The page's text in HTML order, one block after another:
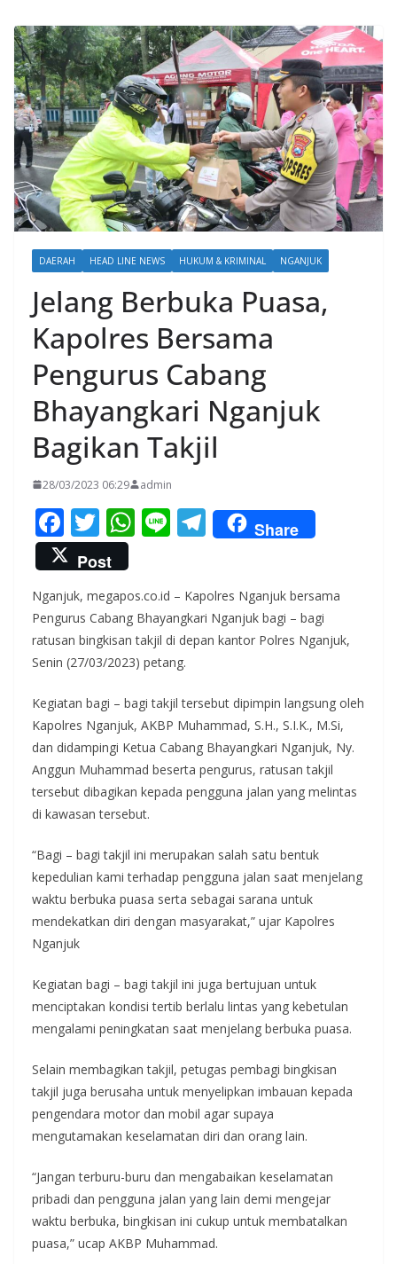
DAERAH HEAD LINE NEWS HUKUM & KRIMINAL NGANJUK
Jelang Berbuka Puasa,
Kapolres Bersama
Pengurus Cabang
Bhayangkari Nganjuk
Bagikan Takjil
28/03/2023 06:29 admin
F
ac
e
b
o
o
k
T
w
itt
er
W
s
A
p
p
Li T
el
gr
a
Share
Post
Nganjuk, megapos.co.id – Kapolres Nganjuk bersama
Pengurus Cabang Bhayangkari Nganjuk bagi – bagi
ratusan bingkisan takjil di depan kantor Polres Nganjuk,
Senin (27/03/2023) petang.
Kegiatan bagi – bagi takjil tersebut dipimpin langsung oleh
Kapolres Nganjuk, AKBP Muhammad, S.H., S.I.K., M.Si,
dan didampingi Ketua Cabang Bhayangkari Nganjuk, Ny.
Anggun Muhammad beserta pengurus, ratusan takjil
tersebut dibagikan kepada pengguna jalan yang melintas
di kawasan tersebut.
“Bagi – bagi takjil ini merupakan salah satu bentuk
kepedulian kami terhadap pengguna jalan saat menjelang
waktu berbuka puasa serta sebagai sarana untuk
mendekatkan diri dengan masyarakat,” ujar Kapolres
Nganjuk
Kegiatan bagi – bagi takjil ini juga bertujuan untuk
menciptakan kondisi tertib berlalu lintas yang kebetulan
mengalami peningkatan saat menjelang berbuka puasa.
Selain membagikan takjil, petugas pembagi bingkisan
takjil juga berusaha untuk menyelipkan imbauan kepada
pengendara motor dan mobil agar supaya
mengutamakan keselamatan diri dan orang lain.
“Jangan terburu-buru dan mengabaikan keselamatan
pribadi dan pengguna jalan yang lain demi mengejar
waktu berbuka, bingkisan ini cukup untuk membatalkan
puasa,” ucap AKBP Muhammad.